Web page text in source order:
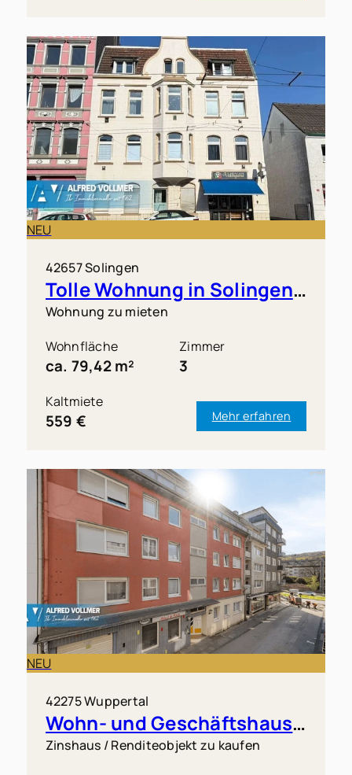
NEU
42657 Solingen
Tolle Wohnung in Solingen-Höhscheid (Grünewald) zu vermieten!
Wohnung zu mieten
Wohnfläche
ca. 79,42 m²
Zimmer
3
Kaltmiete
559 € Mehr erfahren
NEU
42275 Wuppertal
Wohn- und Geschäftshaus in zentralster Lage Barmens
Zinshaus / Renditeobjekt zu kaufen